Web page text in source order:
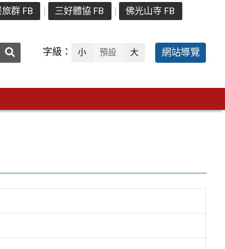
群 FB 三好體協 FB 佛光山寺 FB
送出 字級： 小 預設 大 網站導覽